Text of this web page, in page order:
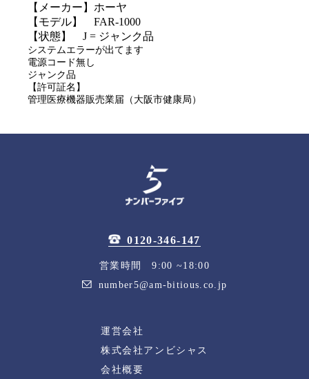
【メーカー】ホーヤ
【モデル】 FAR-1000
【状態】 J = ジャンク品
システムエラーが出てます
電源コード無し
ジャンク品
【許可証名】
管理医療機器販売業届（大阪市健康局）
0120-346-147
営業時間 9:00 ~18:00
number5@am-bitious.co.jp
運営会社
株式会社アンビシャス
会社概要